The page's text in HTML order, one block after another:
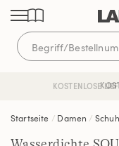
Direkt
zum
Inhalt
Direkt
zur
Navigation
Direkt
zur
Suche
KOSTENLOSE
Startseite Damen